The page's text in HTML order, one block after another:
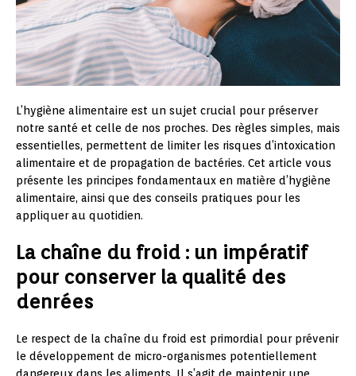
L’hygiène alimentaire est un sujet crucial pour préserver
notre santé et celle de nos proches. Des règles simples, mais
essentielles, permettent de limiter les risques d’intoxication
alimentaire et de propagation de bactéries. Cet article vous
présente les principes fondamentaux en matière d’hygiène
alimentaire, ainsi que des conseils pratiques pour les
appliquer au quotidien.
La chaîne du froid : un impératif
pour conserver la qualité des
denrées
Le respect de la chaîne du froid est primordial pour prévenir
le développement de micro-organismes potentiellement
dangereux dans les aliments. Il s’agit de maintenir une